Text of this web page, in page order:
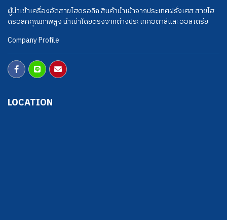
ผู้นำเข้าเครื่องอัดสายไฮดรอลิก สินค้านำเข้าจากประเทศฝรั่งเศส สายไฮ
ดรอลิคคุณภาพสูง นำเข้าโดยตรงจากต่างประเทศอิตาลีและออสเตรีย
Company Profile
LOCATION